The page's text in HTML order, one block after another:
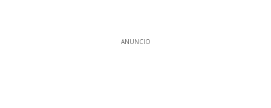
ANUNCIO